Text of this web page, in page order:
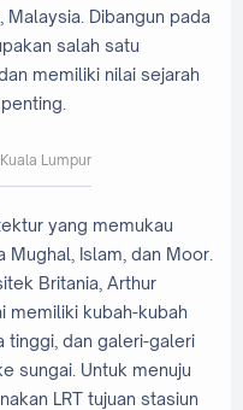
Malaysia. Dibangun pada
salah satu
memiliki nilai sejarah
Lumpur
yang memukau
Islam, dan Moor.
Britania, Arthur
memiliki kubah-kubah
tinggi, dan galeri-galeri
sungai. Untuk menuju
LRT tujuan stasiun